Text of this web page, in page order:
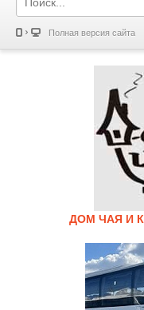
Полная версия сайта
ДОМ ЧАЯ И